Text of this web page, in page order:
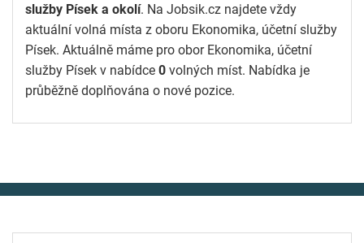
služby Písek a okolí. Na Jobsik.cz najdete vždy
aktuální volná místa z oboru Ekonomika, účetní služby
Písek. Aktuálně máme pro obor Ekonomika, účetní
služby Písek v nabídce 0 volných míst. Nabídka je
průběžně doplňována o nové pozice.